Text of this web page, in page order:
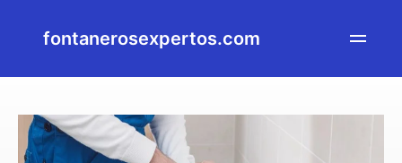
fontanerosexpertos.com